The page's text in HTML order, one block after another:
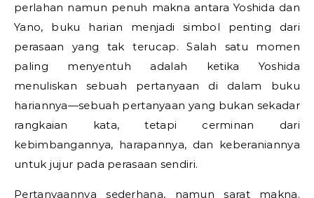
perlahan namun penuh makna antara Yoshida dan
Yano, buku harian menjadi simbol penting dari
perasaan yang tak terucap. Salah satu momen
paling menyentuh adalah ketika Yoshida
menuliskan sebuah pertanyaan di dalam buku
hariannya—sebuah pertanyaan yang bukan sekadar
rangkaian kata, tetapi cerminan dari
kebimbangannya, harapannya, dan keberaniannya
untuk jujur pada perasaan sendiri.
Pertanyaannya sederhana, namun sarat makna.